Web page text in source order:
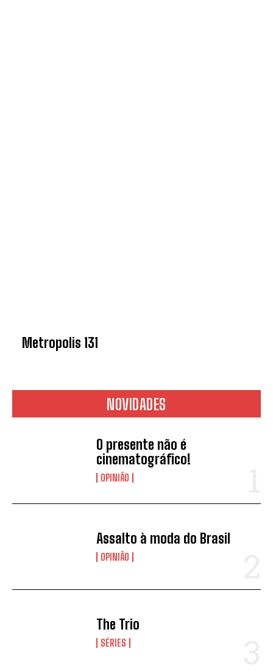
Metropolis 131
NOVIDADES
O presente não é
cinematográfico!
OPINIÃO
Assalto à moda do Brasil
OPINIÃO
The Trio
SÉRIES